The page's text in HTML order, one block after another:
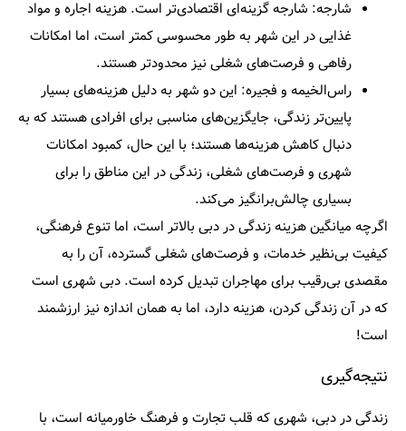
شارجه: شارجه گزینه‌ای اقتصادی‌تر است. هزینه اجاره و مواد
غذایی در این شهر به‌ طور محسوسی کمتر است، اما امکانات
رفاهی و فرصت‌های شغلی نیز محدودتر هستند.
راس‌الخیمه و فجیره: این دو شهر به دلیل هزینه‌های بسیار
پایین‌تر زندگی، جایگزین‌های مناسبی برای افرادی هستند که به
دنبال کاهش هزینه‌ها هستند؛ با این حال، کمبود امکانات
شهری و فرصت‌های شغلی، زندگی در این مناطق را برای
بسیاری چالش‌برانگیز می‌کند.
اگرچه میانگین هزینه زندگی در دبی بالاتر است، اما تنوع فرهنگی،
کیفیت بی‌نظیر خدمات، و فرصت‌های شغلی گسترده، آن را به
مقصدی بی‌رقیب برای مهاجران تبدیل کرده است. دبی شهری است
که در آن زندگی کردن، هزینه دارد، اما به همان اندازه نیز ارزشمند
است!
نتیجه‌گیری
زندگی در دبی، شهری که قلب تجارت و فرهنگ خاورمیانه است، با